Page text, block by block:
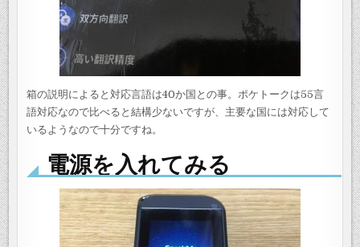
箱の説明によると対応言語は40か国との事。ポケトークは55言
語対応なので比べると結構少ないですが、主要な国には対応して
いるようなので十分ですね。
電源を入れてみる